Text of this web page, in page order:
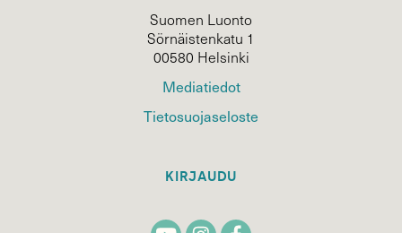
Suomen Luonto
Sörnäistenkatu 1
00580 Helsinki
Mediatiedot
Tietosuojaseloste
KIRJAUDU